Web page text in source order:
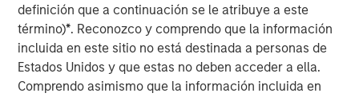
definición que a continuación se le atribuye a este
término)*. Reconozco y comprendo que la información
incluida en este sitio no está destinada a personas de
Estados Unidos y que estas no deben acceder a ella.
Comprendo asimismo que la información incluida en
A Q&A with Michael Occi, Jeff Day & Christopher
Remington